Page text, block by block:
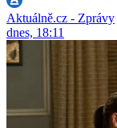
Aktuálně.cz - Zprávy
dnes, 18:11